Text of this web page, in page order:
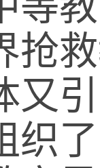
抢
又
织